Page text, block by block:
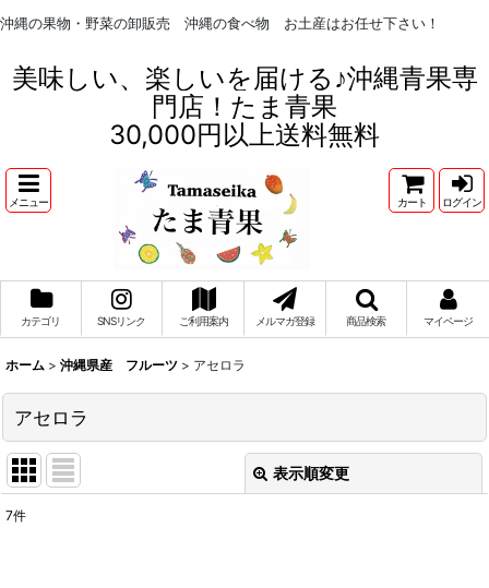
沖縄の果物・野菜の卸販売 沖縄の食べ物 お土産はお任せ下さい！
美味しい、楽しいを届ける♪沖縄青果専
門店！たま青果
30,000円以上送料無料
メニュー カート ログイン
カテゴリ SNSリンク ご利用案内 メルマガ登録 商品検索 マイページ
ホーム > 沖縄県産 フルーツ > アセロラ
アセロラ
表示順変更
7件